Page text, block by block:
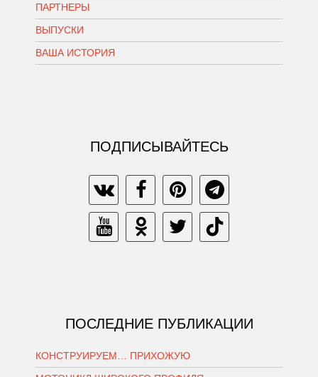
ПАРТНЕРЫ
ВЫПУСКИ
ВАША ИСТОРИЯ
ПОДПИСЫВАЙТЕСЬ
ПОСЛЕДНИЕ ПУБЛИКАЦИИ
КОНСТРУИРУЕМ… ПРИХОЖУЮ